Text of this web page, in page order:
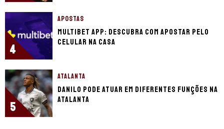
4
APOSTAS
Multibet app: descubra com apostar pelo
celular na casa
5
ATALANTA
Danilo pode atuar em diferentes funções na
Atalanta